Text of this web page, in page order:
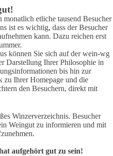
etliche tausend Besucher
ist es wichtig, dass der Besucher
kann. Dazu reichen erst
können Sie sich auf der wein-wg
Darstellung Ihrer Philosophie in
bis hin zur
Ihrer Homepage und die
den Besuchern, direkt mit
Winzerverzeichnis. Besucher
Weingut zu informieren und mit
aufgehört gut zu sein!